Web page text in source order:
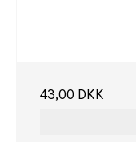
43,00 DKK